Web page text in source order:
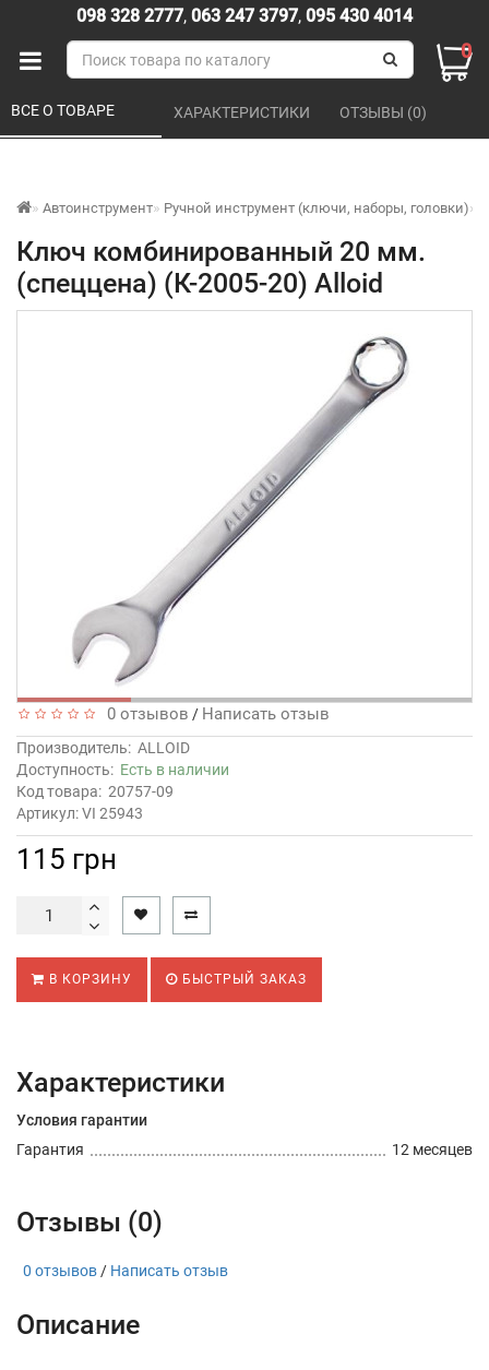
098 328 2777, 063 247 3797, 095 430 4014
0
Автоинструмент Ручной инструмент (ключи, наборы, головки)
Ключ комбинированный 20 мм.
(спеццена) (К-2005-20) Alloid
ВСЕ О ТОВАРЕ ХАРАКТЕРИСТИКИ ОТЗЫВЫ (0)
0 отзывов / Написать отзыв
Производитель: ALLOID
Доступность: Есть в наличии
Код товара: 20757-09
Артикул: VI 25943
115 грн
В КОРЗИНУ БЫСТРЫЙ ЗАКАЗ
Характеристики
Условия гарантии
Гарантия
12 месяцев
Отзывы (0)
0 отзывов / Написать отзыв
Описание